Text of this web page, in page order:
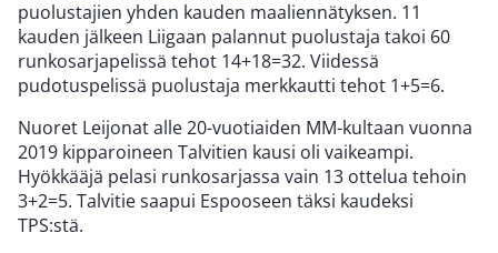
puolustajien yhden kauden maaliennätyksen. 11
kauden jälkeen Liigaan palannut puolustaja takoi 60
runkosarjapelissä tehot 14+18=32. Viidessä
pudotuspelissä puolustaja merkkautti tehot 1+5=6.
Nuoret Leijonat alle 20-vuotiaiden MM-kultaan vuonna
2019 kipparoineen Talvitien kausi oli vaikeampi.
Hyökkääjä pelasi runkosarjassa vain 13 ottelua tehoin
3+2=5. Talvitie saapui Espooseen täksi kaudeksi
TPS:stä.